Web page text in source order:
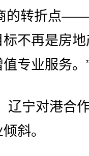
的转折点
不再是房
专业服务。
宁对港合
斜。